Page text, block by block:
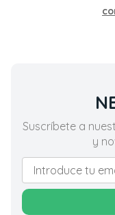
Suscríbete a
y